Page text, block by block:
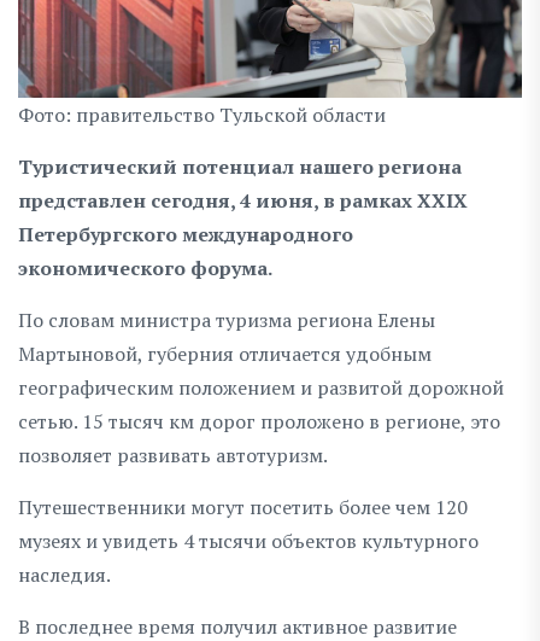
Фото: правительство Тульской области
Туристический потенциал нашего региона
представлен сегодня, 4 июня, в рамках XXIX
Петербургского международного
экономического форума.
По словам министра туризма региона Елены
Мартыновой, губерния отличается удобным
географическим положением и развитой дорожной
сетью. 15 тысяч км дорог проложено в регионе, это
позволяет развивать автотуризм.
Путешественники могут посетить более чем 120
музеях и увидеть 4 тысячи объектов культурного
наследия.
В последнее время получил активное развитие